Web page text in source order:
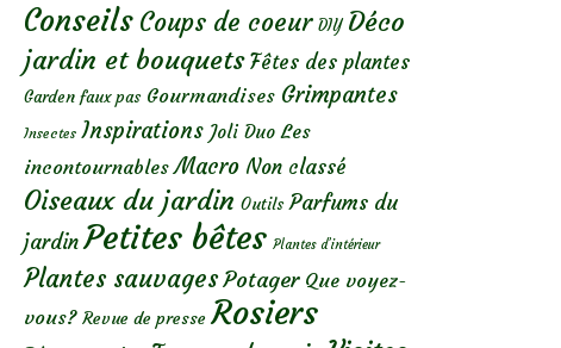
Conseils Coups de coeur DIY Déco
jardin et bouquets Fêtes des plantes
Garden faux pas Gourmandises Grimpantes
Insectes Inspirations Joli Duo Les
incontournables Macro Non classé
Oiseaux du jardin Outils Parfums du
jardin Petites bêtes Plantes d’intérieur
Plantes sauvages Potager Que voyez-
vous? Revue de presse Rosiers